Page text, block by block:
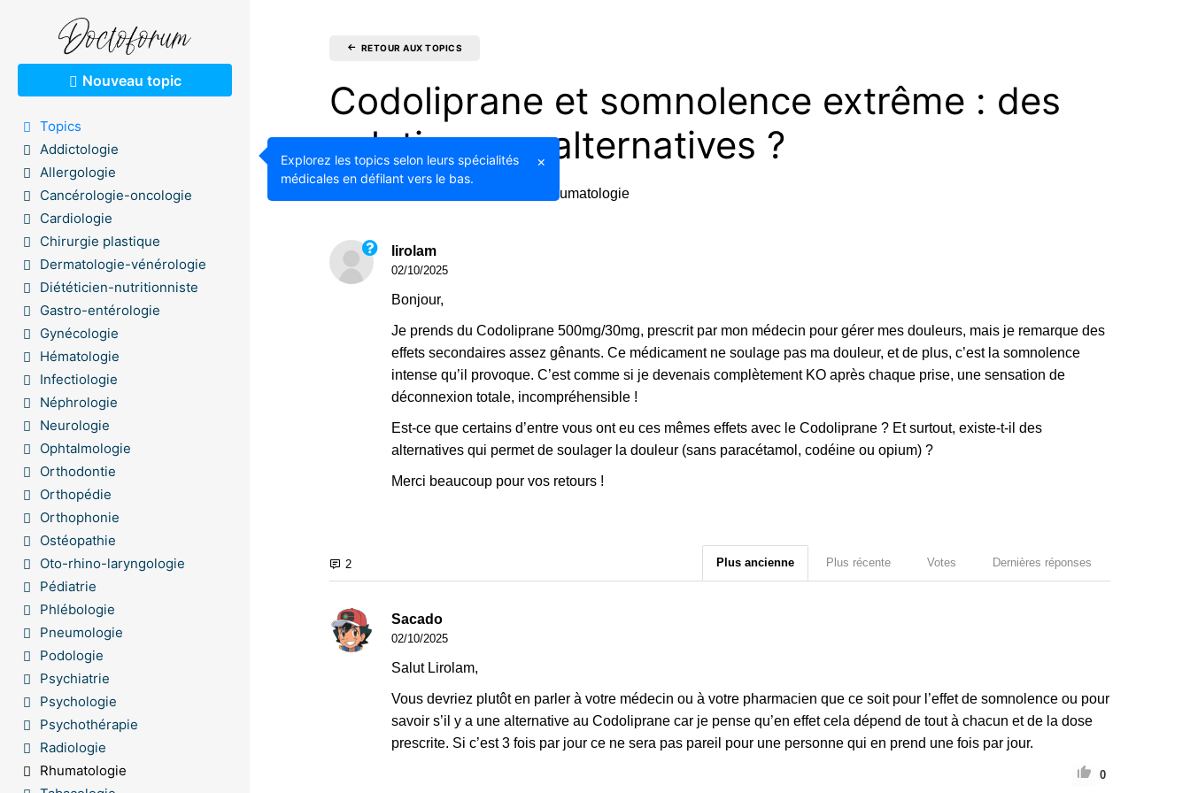
Nouveau topic
Topics
Addictologie
Allergologie
Cancérologie-oncologie
Cardiologie
Chirurgie plastique
Dermatologie-vénérologie
Diététicien-nutritionniste
Gastro-entérologie
Gynécologie
Hématologie
Infectiologie
Néphrologie
Neurologie
Ophtalmologie
Orthodontie
Orthopédie
Orthophonie
Ostéopathie
Oto-rhino-laryngologie
Pédiatrie
Phlébologie
Pneumologie
Podologie
Psychiatrie
Psychologie
Psychothérapie
Radiologie
Rhumatologie
RETOUR AUX TOPICS
Codoliprane et somnolence extrême : des
solutions ou alternatives ?
Rhumatologie
lirolam
02/10/2025
Bonjour,
Je prends du Codoliprane 500mg/30mg, prescrit par mon médecin pour gérer mes douleurs, mais je remarque des
effets secondaires assez gênants. Ce médicament ne soulage pas ma douleur, et de plus, c’est la somnolence
intense qu’il provoque. C’est comme si je devenais complètement KO après chaque prise, une sensation de
déconnexion totale, incompréhensible !
Est-ce que certains d’entre vous ont eu ces mêmes effets avec le Codoliprane ? Et surtout, existe-t-il des
alternatives qui permet de soulager la douleur (sans paracétamol, codéine ou opium) ?
Merci beaucoup pour vos retours !
Dernières réponses
Votes
Plus récente
Plus ancienne
Sacado
02/10/2025
Salut Lirolam,
Vous devriez plutôt en parler à votre médecin ou à votre pharmacien que ce soit pour l’effet de somnolence ou pour
savoir s’il y a une alternative au Codoliprane car je pense qu’en effet cela dépend de tout à chacun et de la dose
prescrite. Si c’est 3 fois par jour ce ne sera pas pareil pour une personne qui en prend une fois par jour.
0
Explorez les topics selon leurs spécialités
médicales en défilant vers le bas.
×